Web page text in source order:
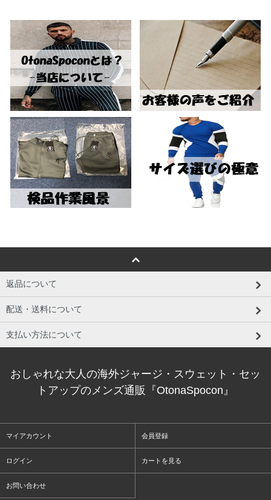
返品について
配送・送料について
支払い方法について
おしゃれな大人の海外ジャージ・スウェット・セッ
トアップのメンズ通販『OtonaSpocon』
マイアカウント 会員登録
ログイン カートを見る
お問い合わせ